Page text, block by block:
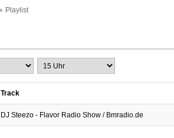
Playlist
Track
DJ Steezo - Flavor Radio Show / Bmradio.de